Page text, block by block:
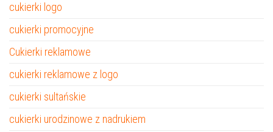
cukierki logo
cukierki promocyjne
Cukierki reklamowe
cukierki reklamowe z logo
cukierki sultańskie
cukierki urodzinowe z nadrukiem